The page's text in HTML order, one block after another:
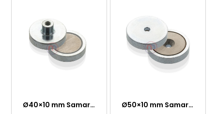
Ø40×10 mm Samaryum, Dişi Pot Mıknatıs Ø50×10 mm Samaryum Kobalt Pot Mıknatıs